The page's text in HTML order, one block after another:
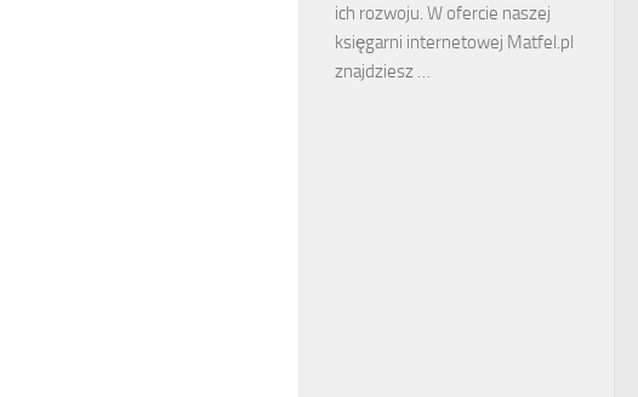
ich rozwoju. W ofercie naszej
księgarni internetowej Matfel.pl
znajdziesz …